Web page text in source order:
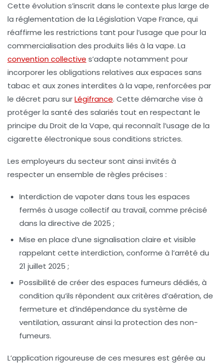
Cette évolution s’inscrit dans le contexte plus large de
la réglementation de la Législation Vape France, qui
réaffirme les restrictions tant pour l’usage que pour la
commercialisation des produits liés à la vape. La
convention collective s’adapte notamment pour
incorporer les obligations relatives aux espaces sans
tabac et aux zones interdites à la vape, renforcées par
le décret paru surLégifrance. Cette démarche vise à
protéger la santé des salariés tout en respectant le
principe du Droit de la Vape, qui reconnaît l’usage de la
cigarette électronique sous conditions strictes.
Les employeurs du secteur sont ainsi invités à
respecter un ensemble de règles précises :
Interdiction de vapoter dans tous les espaces
fermés à usage collectif au travail, comme précisé
dans la directive de 2025 ;
Mise en place d’une signalisation claire et visible
rappelant cette interdiction, conforme à l’arrêté du
21 juillet 2025 ;
Possibilité de créer des espaces fumeurs dédiés, à
condition qu’ils répondent aux critères d’aération, de
fermeture et d’indépendance du système de
ventilation, assurant ainsi la protection des non-
fumeurs.
L’application rigoureuse de ces mesures est gérée au